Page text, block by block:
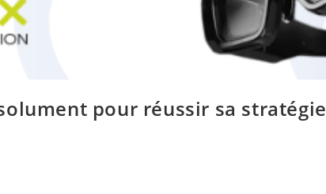
pour réussir sa stratégie